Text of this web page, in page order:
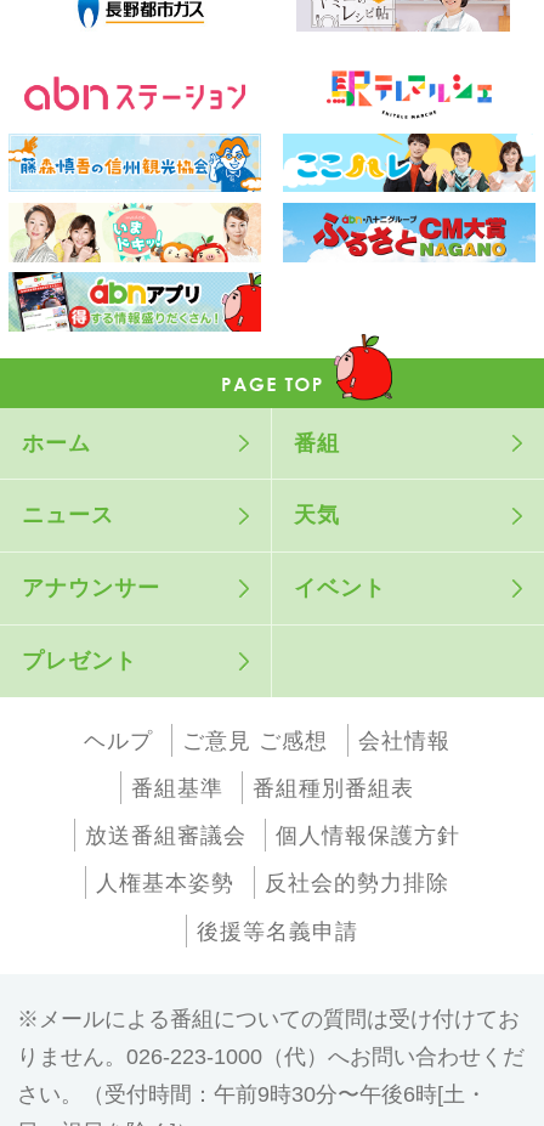
ホーム 番組
ニュース 天気
アナウンサー イベント
プレゼント
ヘルプ ご意見 ご感想
会社情報
番組基準
番組種別番組表
放送番組審議会
個人情報保護方針
人権基本姿勢
反社会的勢力排除
後援等名義申請
メールによる番組についての質問は受け付けてお
りません。026-223-1000（代）へお問い合わせくだ
さい。（受付時間：午前9時30分〜午後6時[土・